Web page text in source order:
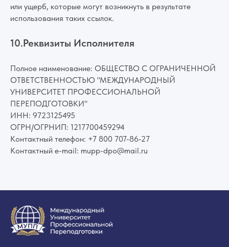
или ущерб, которые могут возникнуть в результате
использования таких ссылок.
10.Реквизиты Исполнителя
Полное наименование: ОБЩЕСТВО С ОГРАНИЧЕННОЙ
ОТВЕТСТВЕННОСТЬЮ "МЕЖДУНАРОДНЫЙ
УНИВЕРСИТЕТ ПРОФЕССИОНАЛЬНОЙ
ПЕРЕПОДГОТОВКИ"
ИНН: 9723125495
ОГРН/ОГРНИП: 1217700459294
Контактный телефон: +7 800 707-86-27
Контактный e-mail: mupp-dpo@mail.ru